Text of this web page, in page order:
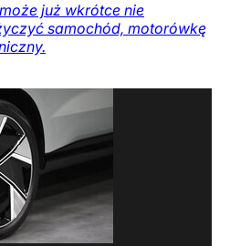
już wkrótce nie
samochód, motorówkę